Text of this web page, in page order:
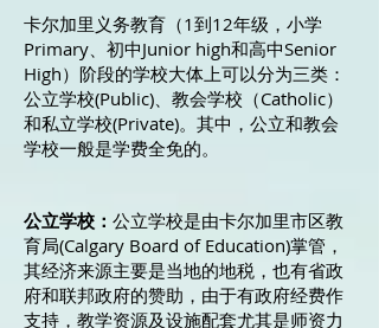
卡尔加里义务教育（1到12年级，小学
Primary、初中Junior high和高中Senior
High）阶段的学校大体上可以分为三类：
公立学校(Public)、教会学校（Catholic）
和私立学校(Private)。其中，公立和教会
学校一般是学费全免的。
公立学校： 公立学校是由卡尔加里市区教
育局(Calgary Board of Education)掌管，
其经济来源主要是当地的地税，也有省政
府和联邦政府的赞助，由于有政府经费作
支持，教学资源及设施配套尤其是师资力